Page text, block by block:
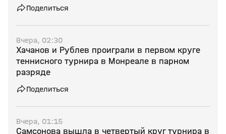
Поделиться
Вчера, 02:30
Хачанов и Рублев проиграли в первом круге
теннисного турнира в Монреале в парном
разряде
Поделиться
Вчера, 01:15
Самсонова вышла в четвертый круг турнира в